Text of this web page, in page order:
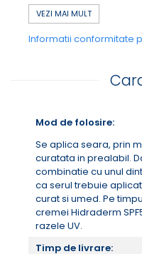
BENEFICIILE CREMEI
Imbunatateste
Impiedica
CARACTERISTICI
Textura lejera ce
Absorbtie imediata
Efect catifelant si
Nu lasa urme albe si
Nu ingrasa tenul si
VEZI MAI MULT
Informatii conformitate
Mod de folosire:
Se aplica seara, prin
curatata in prealabil.
combinatie cu unul
ca serul trebuie
curat si umed. Pe
cremei Hidraderm
razele UV.
Timp de livrare: